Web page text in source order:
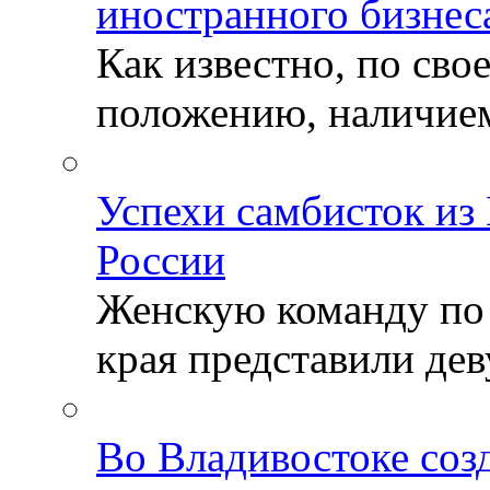
иностранного
Как известно, по
положению,
Успехи самбисток
России
Женскую команду
края представили
Во Владивостоке